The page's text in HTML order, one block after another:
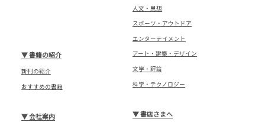
人文・思想
スポーツ・アウトドア
エンターテイメント
アート・建築・デザイン
文学・評論
科学・テクノロジー
▼書籍の紹介
新刊の紹介
おすすめの書籍
▼書店さまへ
▼会社案内